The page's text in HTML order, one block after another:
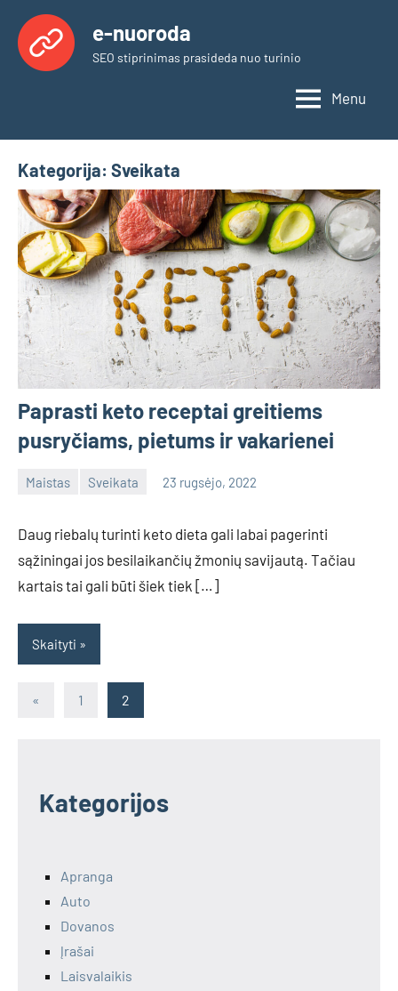
content
e-nuoroda
SEO stiprinimas prasideda nuo turinio
Menu
Kategorija: Sveikata
Paprasti keto receptai greitiems
pusryčiams, pietums ir vakarienei
Maistas Sveikata 23 rugsėjo, 2022
Daug riebalų turinti keto dieta gali labai pagerinti
sąžiningai jos besilaikančių žmonių savijautą. Tačiau
kartais tai gali būti šiek tiek […]
Skaityti
Įrašų
« Previous
1 2
Kategorijos
Apranga
Auto
Dovanos
Įrašai
Laisvalaikis